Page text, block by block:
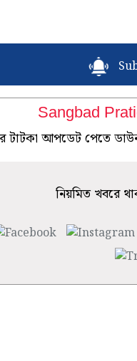
Sangbad
টাটকা আপডেট পেতে
নিয়মিত খবরে